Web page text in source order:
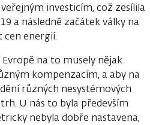
investicím, což zesílila
a následně začátek války na
energií.
na to musely nějak
kompenzacím, a aby na
různých nesystémových
U nás to byla především
nebyla dobře nastavena,